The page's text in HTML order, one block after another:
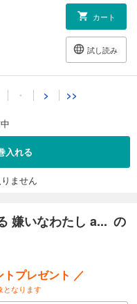
カート
試し読み
する 嫌いなわたし act.11
する 嫌いなわたし act.12
する 嫌いなわたし act.13
・ > >>
入れる
ません
嫌いなわたし a... の
プレゼント ／
となります